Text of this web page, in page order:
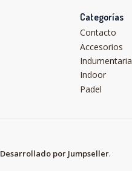
Categorías
Contacto
Accesorios
Indumentaria
Indoor
Padel
Desarrollado por Jumpseller.